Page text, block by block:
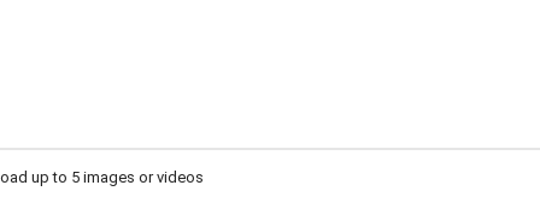
up to 5 images or videos